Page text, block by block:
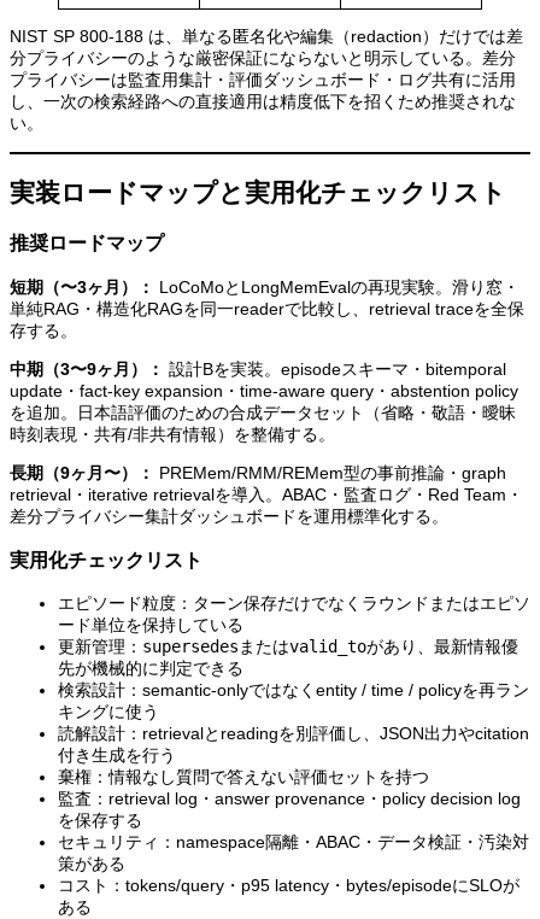
NIST SP 800-188 は、単なる匿名化や編集（redaction）だけでは差
分プライバシーのような厳密保証にならないと明示している。差分
プライバシーは監査用集計・評価ダッシュボード・ログ共有に活用
し、一次の検索経路への直接適用は精度低下を招くため推奨されな
い。
実装ロードマップと実用化チェックリスト
推奨ロードマップ
短期（〜3ヶ月）：
LoCoMoとLongMemEvalの再現実験。滑り窓・
単純RAG・構造化RAGを同一readerで比較し、retrieval traceを全保
存する。
中期（3〜9ヶ月）： 設計Bを実装。episodeスキーマ・bitemporal
update・fact-key expansion・time-aware query・abstention policy
を追加。日本語評価のための合成データセット（省略・敬語・曖昧
時刻表現・共有/非共有情報）を整備する。
長期（9ヶ月〜）：
PREMem/RMM/REMem型の事前推論・graph
retrieval・iterative retrievalを導入。ABAC・監査ログ・Red Team・
差分プライバシー集計ダッシュボードを運用標準化する。
実用化チェックリスト
エピソード粒度：ターン保存だけでなくラウンドまたはエピソ
ード単位を保持している
更新管理： supersedesまたはvalid_toがあり、最新情報優
先が機械的に判定できる
検索設計：semantic-onlyではなくentity / time / policyを再ラン
キングに使う
読解設計：retrievalとreadingを別評価し、JSON出力やcitation
付き生成を行う
棄権：情報なし質問で答えない評価セットを持つ
監査：retrieval log・answer provenance・policy decision log
を保存する
セキュリティ：namespace隔離・ABAC・データ検証・汚染対
策がある
コスト：tokens/query・p95 latency・bytes/episodeにSLOが
ある